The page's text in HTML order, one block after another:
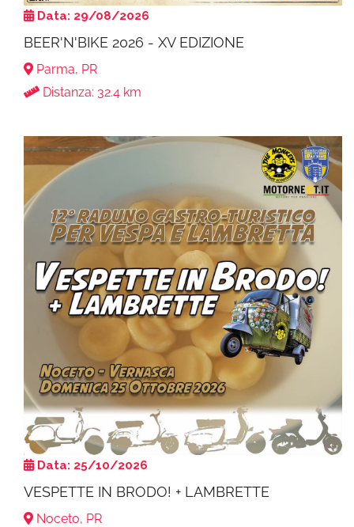
Data: 29/08/2026
BEER'N'BIKE 2026 - XV EDIZIONE
Parma, PR
Distanza: 32.4 km
Data: 25/10/2026
VESPETTE IN BRODO! + LAMBRETTE
Noceto, PR